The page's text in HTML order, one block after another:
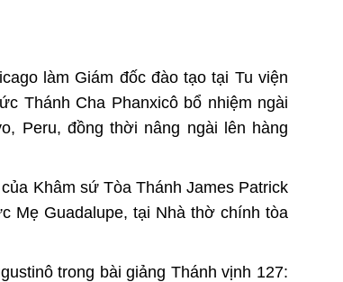
làm Giám đốc đào tạo tại Tu viện
Thánh Cha Phanxicô bổ nhiệm ngài
Peru, đồng thời nâng ngài lên hàng
Khâm sứ Tòa Thánh James Patrick
Mẹ Guadalupe, tại Nhà thờ chính tòa
trong bài giảng Thánh vịnh 127: